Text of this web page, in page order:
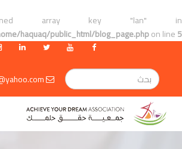
array key "lan" in
haquaq/public_html/blog_page.phpon line5